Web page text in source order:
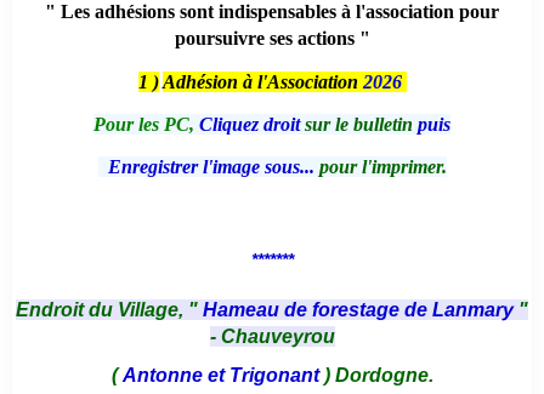
" Les adhésions sont indispensables à l'association pour
poursuivre ses actions "
1 ) Adhésion à l'Association 2026
Pour les PC, Cliquez droitsur le bulletin puis
Enregistrer l'image sous... pour l'imprimer.
*******
Endroit du Village, " Hameau de forestage de Lanmary "
- Chauveyrou
(Antonne et Trigonant) Dordogne.